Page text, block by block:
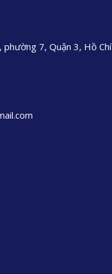
phường 7, Quận 3, Hồ Chí